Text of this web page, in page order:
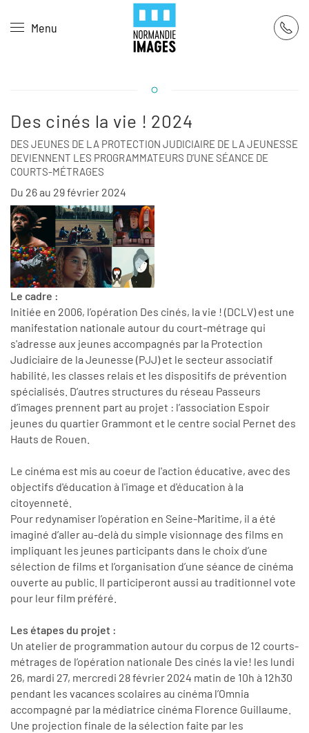
Skip to main content
Menu
Des cinés la vie ! 2024
DES JEUNES DE LA PROTECTION JUDICIAIRE DE LA JEUNESSE
DEVIENNENT LES PROGRAMMATEURS D’UNE SÉANCE DE
COURTS-MÉTRAGES
Du 26 au 29 février 2024
Le cadre :
Initiée en 2006, l’opération Des cinés, la vie ! (DCLV) est une
manifestation nationale autour du court-métrage qui
s'adresse aux jeunes accompagnés par la Protection
Judiciaire de la Jeunesse (PJJ) et le secteur associatif
habilité, les classes relais et les dispositifs de prévention
spécialisés. D’autres structures du réseau Passeurs
d’images prennent part au projet : l’association Espoir
jeunes du quartier Grammont et le centre social Pernet des
Hauts de Rouen.
Le cinéma est mis au coeur de l'action éducative, avec des
objectifs d'éducation à l'image et d'éducation à la
citoyenneté.
Pour redynamiser l’opération en Seine-Maritime, il a été
imaginé d’aller au-delà du simple visionnage des films en
impliquant les jeunes participants dans le choix d’une
sélection de films et l’organisation d’une séance de cinéma
ouverte au public. Il participeront aussi au traditionnel vote
pour leur film préféré.
Les étapes du projet :
Un atelier de programmation autour du corpus de 12 courts-
métrages de l’opération nationale Des cinés la vie! les lundi
26, mardi 27, mercredi 28 février 2024 matin de 10h à 12h30
pendant les vacances scolaires au cinéma l’Omnia
accompagné par la médiatrice cinéma Florence Guillaume.
Une projection finale de la sélection faite par les
Panneau de gestion des cookies